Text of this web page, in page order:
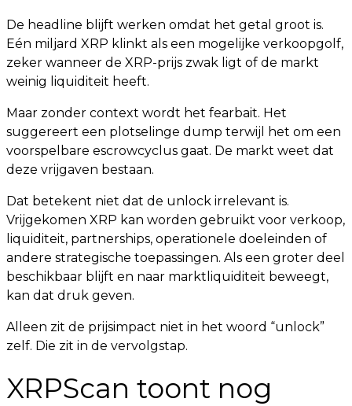
De headline blijft werken omdat het getal groot is.
Eén miljard XRP klinkt als een mogelijke verkoopgolf,
zeker wanneer de XRP-prijs zwak ligt of de markt
weinig liquiditeit heeft.
Maar zonder context wordt het fearbait. Het
suggereert een plotselinge dump terwijl het om een
voorspelbare escrowcyclus gaat. De markt weet dat
deze vrijgaven bestaan.
Dat betekent niet dat de unlock irrelevant is.
Vrijgekomen XRP kan worden gebruikt voor verkoop,
liquiditeit, partnerships, operationele doeleinden of
andere strategische toepassingen. Als een groter deel
beschikbaar blijft en naar marktliquiditeit beweegt,
kan dat druk geven.
Alleen zit de prijsimpact niet in het woord “unlock”
zelf. Die zit in de vervolgstap.
XRPScan toont nog